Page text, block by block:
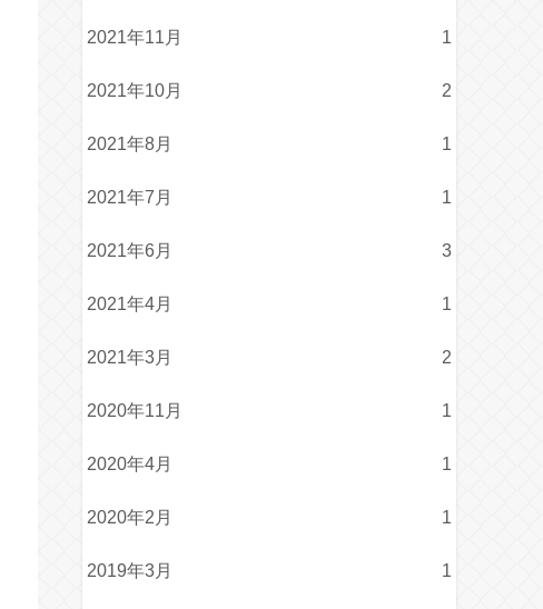
2021年11月 1
2021年10月 2
2021年8月 1
2021年7月 1
2021年6月 3
2021年4月 1
2021年3月 2
2020年11月 1
2020年4月 1
2020年2月 1
2019年3月 1